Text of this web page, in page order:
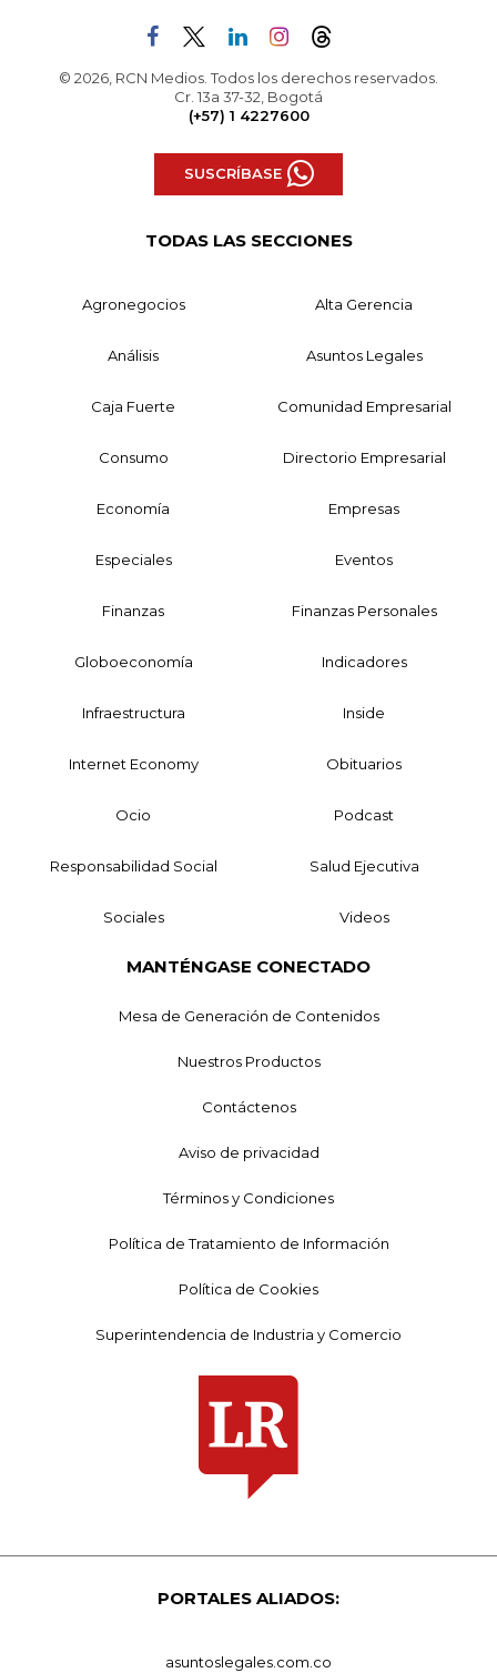
© 2026, RCN Medios. Todos los derechos reservados.
Cr. 13a 37-32, Bogotá
(+57) 1 4227600
SUSCRÍBASE
TODAS LAS SECCIONES
Agronegocios Alta Gerencia
Análisis Asuntos Legales
Caja Fuerte Comunidad Empresarial
Consumo Directorio Empresarial
Economía Empresas
Especiales Eventos
Finanzas Finanzas Personales
Globoeconomía Indicadores
Infraestructura Inside
Internet Economy Obituarios
Ocio Podcast
Responsabilidad Social Salud Ejecutiva
Sociales Videos
MANTÉNGASE CONECTADO
Mesa de Generación de Contenidos
Nuestros Productos
Contáctenos
Aviso de privacidad
Términos y Condiciones
Política de Tratamiento de Información
Política de Cookies
Superintendencia de Industria y Comercio
PORTALES ALIADOS:
asuntoslegales.com.co